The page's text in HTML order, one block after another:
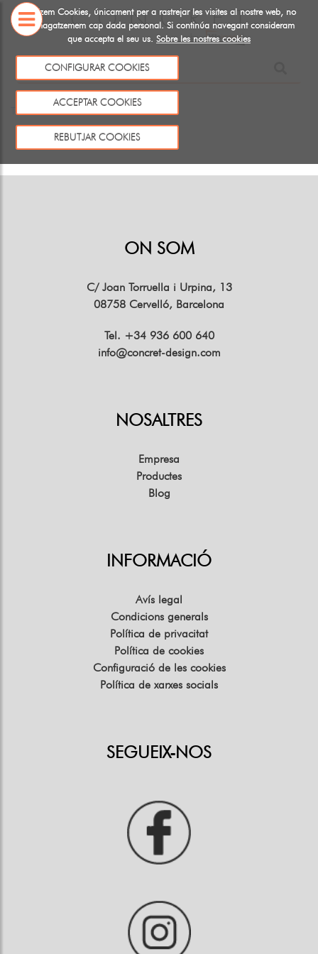
Utiltizem Cookies, únicament per a rastrejar les visites al nostre web, no
emmagatzemem cap dada personal. Si continúa navegant consideram
que accepta el seu us. Sobre les nostres cookies
CONFIGURAR COOKIES
ACCEPTAR COOKIES
REBUTJAR COOKIES
SOBRE
Aquest producte no existeix o no està a la venda
Tornar
ON SOM
C/ Joan Torruella i Urpina, 13
08758 Cervelló, Barcelona
Tel. +34 936 600 640
info@concret-design.com
NOSALTRES
Empresa
Productes
Blog
INFORMACIÓ
Avís legal
Condicions generals
Política de privacitat
Política de cookies
Configuració de les cookies
Política de xarxes socials
SEGUEIX-NOS